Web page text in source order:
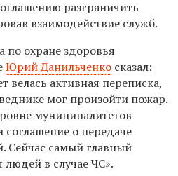
разграничить
взаимодействие служб.
по охране здоровья
Юрий Данильченко сказал:
велась активная переписка,
мог произойти пожар.
муниципалитетов
о передаче
Сейчас самый главный
людей в случае ЧС».